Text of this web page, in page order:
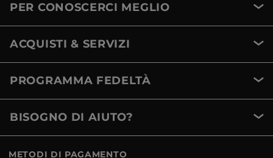
PER CONOSCERCI MEGLIO
ACQUISTI & SERVIZI
PROGRAMMA FEDELTÀ
BISOGNO DI AIUTO?
METODI DI PAGAMENTO